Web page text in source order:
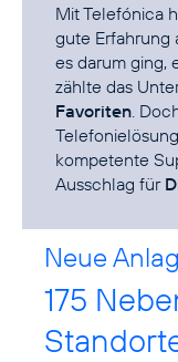
Mit Telefónica
gute Erfahrung
es darum ging,
zählte das
Favoriten .
kompetente
Ausschlag für
Neue
175